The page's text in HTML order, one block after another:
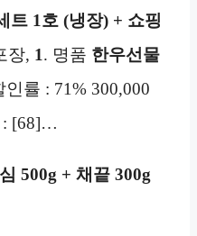
트 1호 (냉장) + 쇼핑
장, 1. 명품 한우선물
인률 : 71% 300,000
: [68]…
500g + 채끝 300g